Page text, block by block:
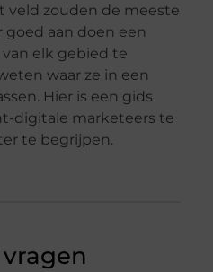
veld zouden de meeste
aan doen een
elk gebied te
waar ze in een
Hier is een gids
digitale marketeers te
te begrijpen.